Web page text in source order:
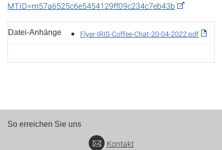
MTID=m57a6525c6e5454129ff09c234c7eb43b
Datei-Anhänge Flyer-IRIS-Coffee-Chat-20-04-2022.pdf
So erreichen Sie uns
Kontakt